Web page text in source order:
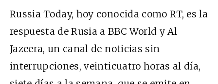
Russia Today, hoy conocida como RT, es la
respuesta de Rusia aBBC World y Al
Jazeera, un canal de noticias sin
interrupciones, veinticuatro horas al día,